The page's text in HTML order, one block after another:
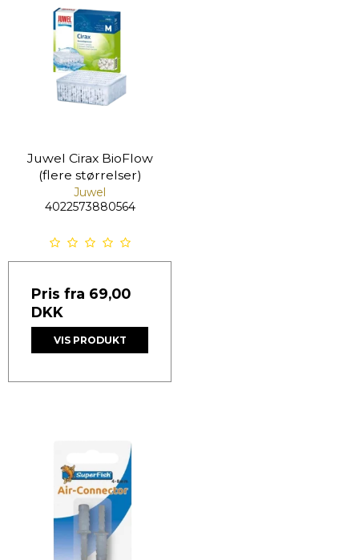
Juwel Cirax BioFlow
(flere størrelser)
Juwel
4022573880564
Pris fra 69,00
DKK
VIS PRODUKT